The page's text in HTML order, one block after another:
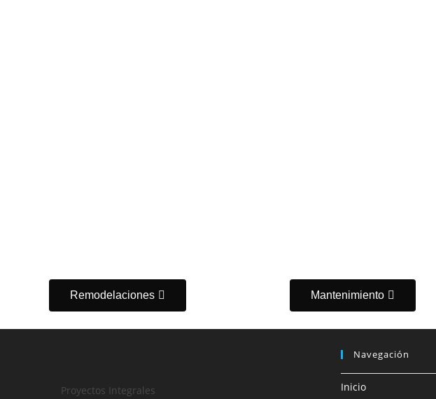
Remodelaciones Mantenimiento
Proyectos Integrales
Navegación
Inicio